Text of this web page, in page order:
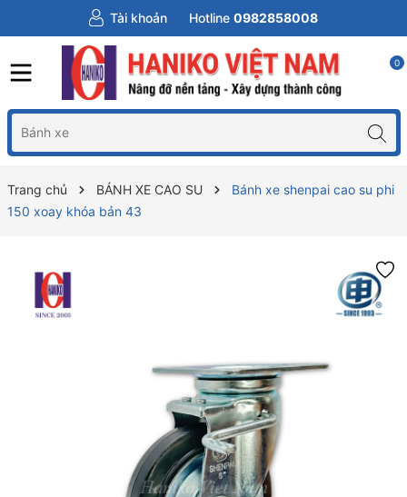
Tài khoản Hotline 0982858008
0
Trang chủ BÁNH XE CAO SU
Bánh xe shenpai cao su phi
150 xoay khóa bản 43